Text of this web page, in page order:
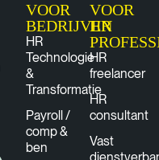
VOOR
BEDRIJVEN
HR
Technologie
&
Transformatie
Payroll /
comp &
ben
VOOR
HR
HR
freelancer
HR
consultant
Vast